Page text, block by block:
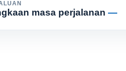
masa perjalanan —